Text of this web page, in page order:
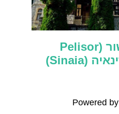
ארמון פלישור (Pelisor
Powered by